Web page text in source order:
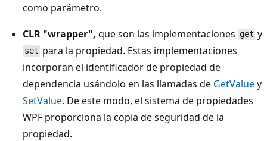
como parámetro.
CLR "wrapper", que son las implementaciones get y
set para la propiedad. Estas implementaciones
incorporan el identificador de propiedad de
dependencia usándolo en las llamadas de GetValuey
SetValue. De este modo, el sistema de propiedades
WPF proporciona la copia de seguridad de la
propiedad.